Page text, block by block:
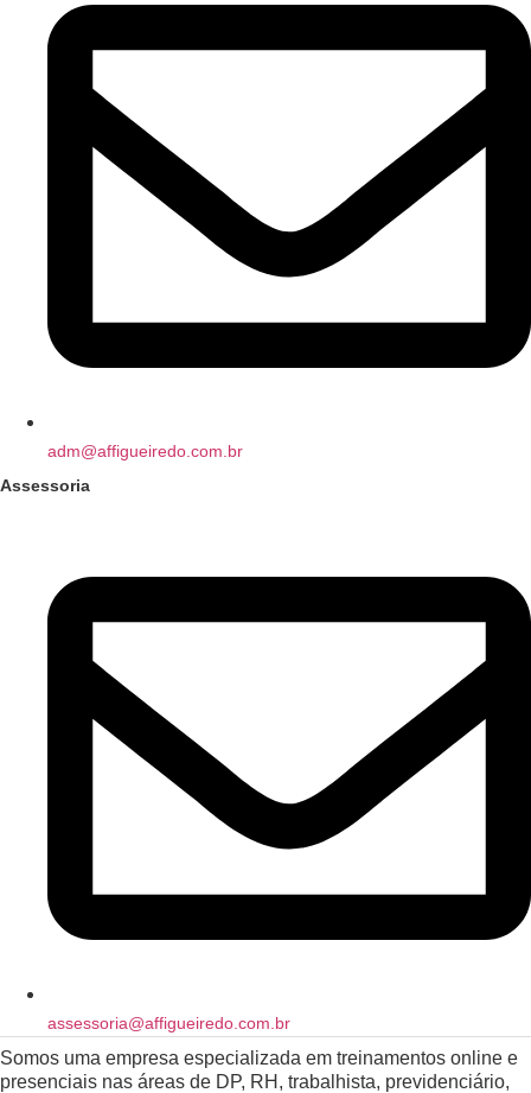
adm@affigueiredo.com.br
Assessoria
assessoria@affigueiredo.com.br
Somos uma empresa especializada em treinamentos online e
presenciais nas áreas de DP, RH, trabalhista, previdenciário,